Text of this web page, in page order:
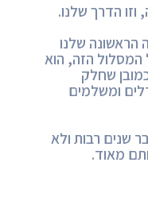
וזו הדרך שלנו.
הראשונה שלנו
הזה, הוא
שחלק
ומשלמים
שנים רבות ולא
מאוד.